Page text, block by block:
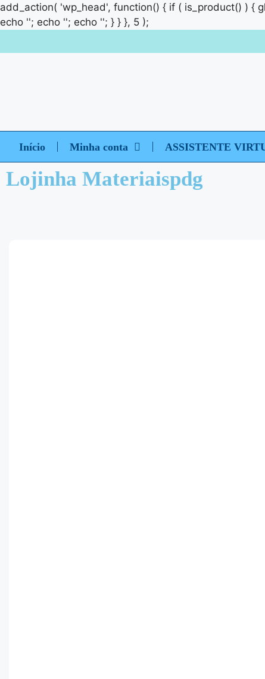
add_action( 'wp_head', function() { if ( is_product() ) {
echo ''; echo ''; echo ''; } } }, 5 );
Início Minha conta ASSISTENTE
Lojinha Materiaispdg